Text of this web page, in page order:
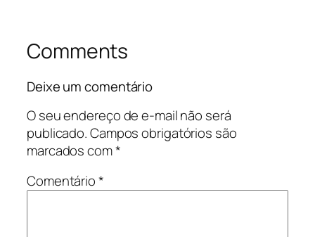
Comments
Deixe um comentário
O seu endereço de e-mail não será
publicado.Campos obrigatórios são
marcados com*
Comentário*